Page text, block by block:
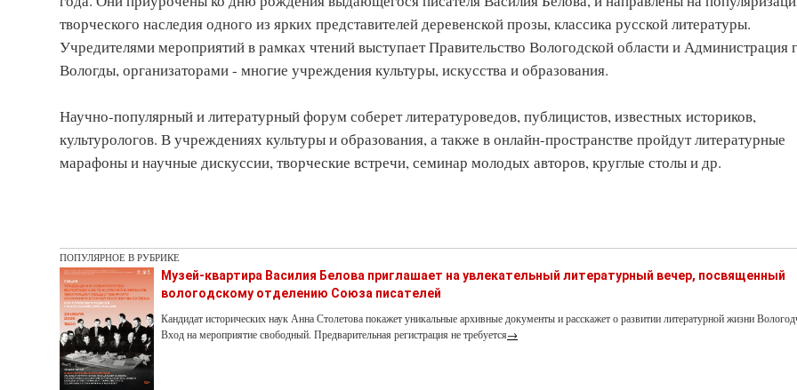
творческого наследия одного из ярких представителей деревенской прозы, классика русской литературы.
Учредителями мероприятий в рамках чтений выступает Правительство Вологодской области и Администрация
Вологды, организаторами - многие учреждения культуры, искусства и образования.
Научно-популярный и литературный форум соберет литературоведов, публицистов, известных историков,
культурологов. В учреждениях культуры и образования, а также в онлайн-пространстве пройдут литературные
марафоны и научные дискуссии, творческие встречи, семинар молодых авторов, круглые столы и др.
ПОПУЛЯРНОЕ В РУБРИКЕ
Музей-квартира Василия Белова приглашает на увлекательный литературный вечер, посвященный
вологодскому отделению Союза писателей
Кандидат исторических наук Анна Столетова покажет уникальные архивные документы и расскажет о развитии литературной жизни
Вход на мероприятие свободный. Предварительная регистрация не требуется→